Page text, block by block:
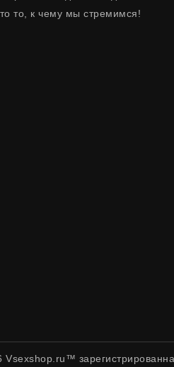
то, к чему мы стремимся!